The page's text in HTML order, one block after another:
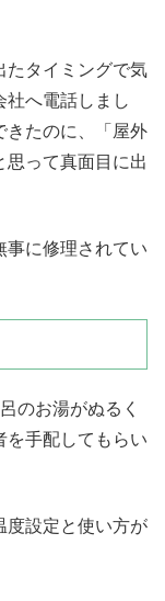
たタイミングで気
社へ電話しまし
きたのに、「屋外
思って真面目に出
事に修理されてい
のお湯がぬるく
を手配してもらい
度設定と使い方が